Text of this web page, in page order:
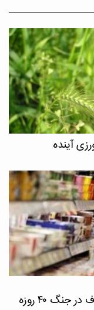
آینده
۴۰ روزه